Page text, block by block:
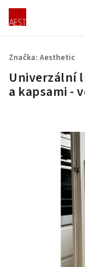
Univerzální
a kapsami -
Značka: Aesthetic